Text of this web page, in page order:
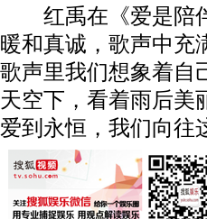
红禹在《爱是陪伴
暖和真诚，歌声中充
歌声里我们想象着自
天空下，看着雨后美
爱到永恒，我们向往